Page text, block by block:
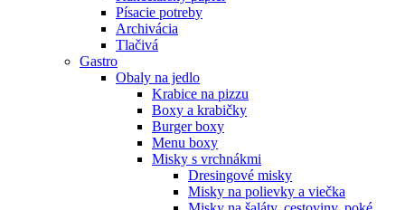
Písacie potreby
Archivácia
Tlačivá
Gastro
Obaly na jedlo
Krabice na pizzu
Boxy a krabičky
Burger boxy
Menu boxy
Misky s vrchnákmi
Dresingové misky
Misky na polievky a viečka